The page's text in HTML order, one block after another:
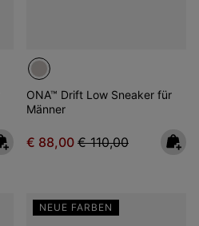
ONA™ Drift Low Sneaker für
Männer
Sale price:
€ 88,00 Regular price:
€ 110,00
NEUE FARBEN